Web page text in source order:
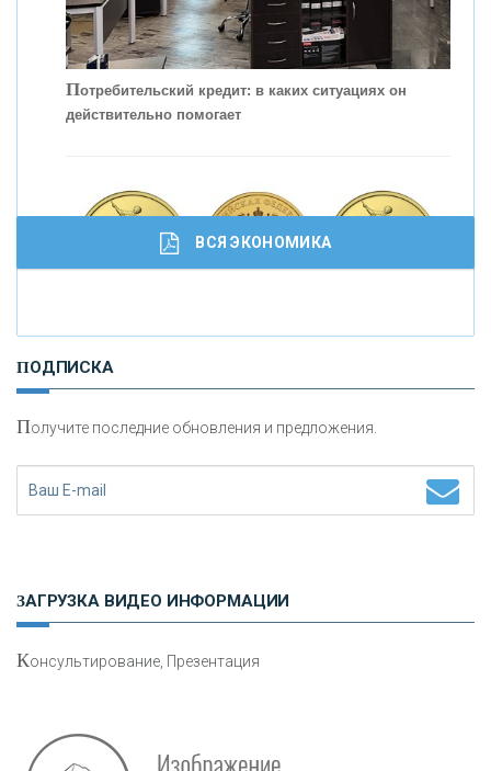
Потребительский кредит: в каких ситуациях он
действительно помогает
И
сохранения и увеличения капитала
ВСЯ ЭКОНОМИКА
ПОДПИСКА
Получите последние обновления и предложения.
ЗАГРУЗКА ВИДЕО ИНФОРМАЦИИ
Консультирование, Презентация